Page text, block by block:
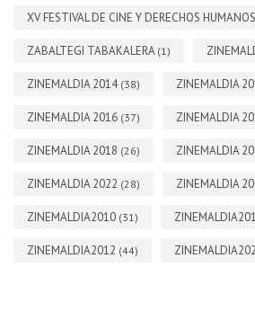
XV FESTIVAL DE CINE Y DERECHOS HUMANOS
ZABALTEGI TABAKALERA (1)
ZINEMALDIA 2014 (38) ZINEMALDIA
ZINEMALDIA 2016 (37) ZINEMALDIA
ZINEMALDIA 2018 (26) ZINEMALDIA
ZINEMALDIA 2022 (28) ZINEMALDIA
ZINEMALDIA2010 (31)
ZINEMALDIA2012 (44)